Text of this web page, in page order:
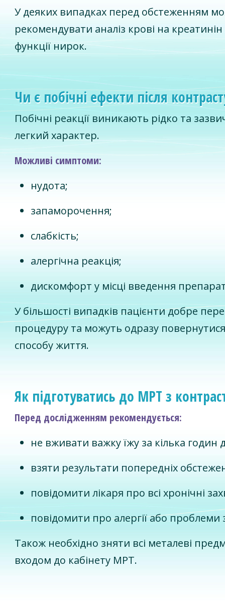
У деяких випадках перед обстеженням
рекомендувати аналіз крові на
функції нирок.
Чи є побічні ефекти після
Побічні реакції виникають рідко та
легкий характер.
Можливі симптоми:
нудота;
запаморочення;
слабкість;
алергічна реакція;
дискомфорт у місці введення
У більшості випадків пацієнти добре
процедуру та можуть одразу
способу життя.
Як підготуватись до МРТ з
Перед дослідженням рекомендується:
не вживати важку їжу за кілька годин
взяти результати попередніх
повідомити лікаря про всі хронічні
повідомити про алергії або
Також необхідно зняти всі металеві
входом до кабінету МРТ.